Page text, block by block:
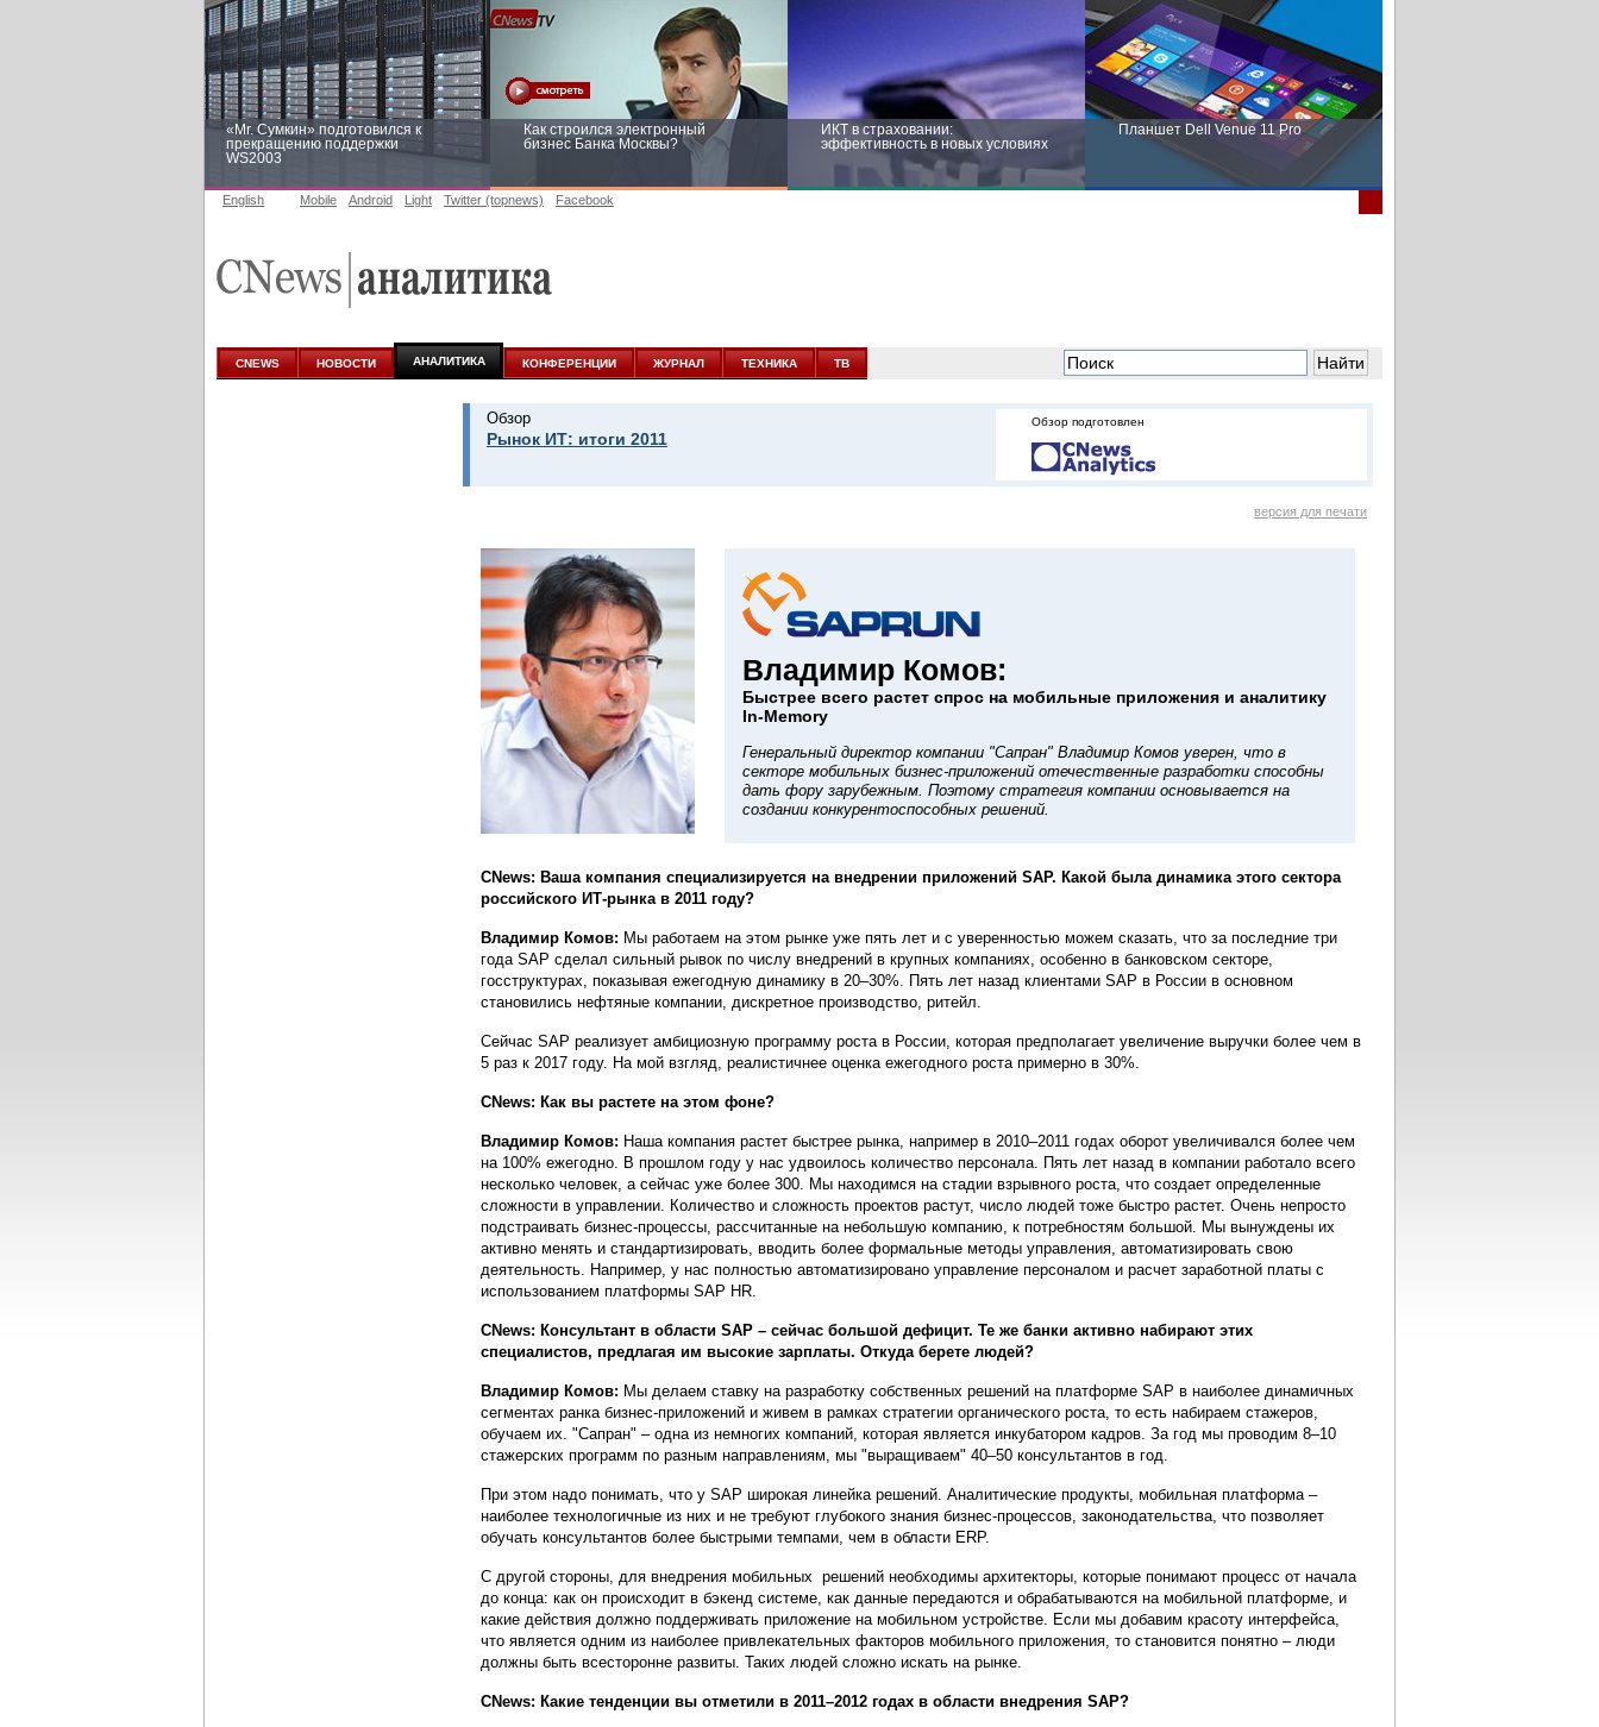
«Mr. Сумкин» подготовился к
прекращению поддержки
WS2003
Как строился электронный
бизнес Банка Москвы?
ИКТ в страховании:
эффективность в новых условиях
Планшет Dell Venue 11 Pro
аналитике
новых условиях
English Mobile Android Light Twitter (topnews) Facebook
CNEWS НОВОСТИ АНАЛИТИКА КОНФЕРЕНЦИИ ЖУРНАЛ ТЕХНИКА ТВ
Обзор
Рынок ИТ: итоги 2011
Обзор подготовлен
версия для печати
Владимир Комов:
Быстрее всего растет спрос на мобильные приложения и аналитику
In-Memory
Генеральный директор компании "Сапран" Владимир Комов уверен, что в
секторе мобильных бизнес-приложений отечественные разработки способны
дать фору зарубежным. Поэтому стратегия компании основывается на
создании конкурентоспособных решений.
CNews: Ваша компания специализируется на внедрении приложений SAP. Какой была динамика этого сектора
российского ИТ-рынка в 2011 году?
Владимир Комов: Мы работаем на этом рынке уже пять лет и с уверенностью можем сказать, что за последние три
года SAP сделал сильный рывок по числу внедрений в крупных компаниях, особенно в банковском секторе,
госструктурах, показывая ежегодную динамику в 20–30%. Пять лет назад клиентами SAP в России в основном
становились нефтяные компании, дискретное производство, ритейл.
Сейчас SAP реализует амбициозную программу роста в России, которая предполагает увеличение выручки более чем в
5 раз к 2017 году. На мой взгляд, реалистичнее оценка ежегодного роста примерно в 30%.
CNews: Как вы растете на этом фоне?
Владимир Комов: Наша компания растет быстрее рынка, например в 2010–2011 годах оборот увеличивался более чем
на 100% ежегодно. В прошлом году у нас удвоилось количество персонала. Пять лет назад в компании работало всего
несколько человек, а сейчас уже более 300. Мы находимся на стадии взрывного роста, что создает определенные
сложности в управлении. Количество и сложность проектов растут, число людей тоже быстро растет. Очень непросто
подстраивать бизнес-процессы, рассчитанные на небольшую компанию, к потребностям большой. Мы вынуждены их
активно менять и стандартизировать, вводить более формальные методы управления, автоматизировать свою
деятельность. Например, у нас полностью автоматизировано управление персоналом и расчет заработной платы c
использованием платформы SAP HR.
CNews: Консультант в области SAP – сейчас большой дефицит. Те же банки активно набирают этих
специалистов, предлагая им высокие зарплаты. Откуда берете людей?
Владимир Комов: Мы делаем ставку на разработку собственных решений на платформе SAP в наиболее динамичных
сегментах ранка бизнес-приложений и живем в рамках стратегии органического роста, то есть набираем стажеров,
обучаем их. "Сапран" – одна из немногих компаний, которая является инкубатором кадров. За год мы проводим 8–10
стажерских программ по разным направлениям, мы "выращиваем" 40–50 консультантов в год.
При этом надо понимать, что у SAP широкая линейка решений. Аналитические продукты, мобильная платформа –
наиболее технологичные из них и не требуют глубокого знания бизнес-процессов, законодательства, что позволяет
обучать консультантов более быстрыми темпами, чем в области ERP.
С другой стороны, для внедрения мобильных решений необходимы архитекторы, которые понимают процесс от начала
до конца: как он происходит в бэкенд системе, как данные передаются и обрабатываются на мобильной платформе, и
какие действия должно поддерживать приложение на мобильном устройстве. Если мы добавим красоту интерфейса,
что является одним из наиболее привлекательных факторов мобильного приложения, то становится понятно – люди
должны быть всесторонне развиты. Таких людей сложно искать на рынке.
CNews: Какие тенденции вы отметили в 2011–2012 годах в области внедрения SAP?